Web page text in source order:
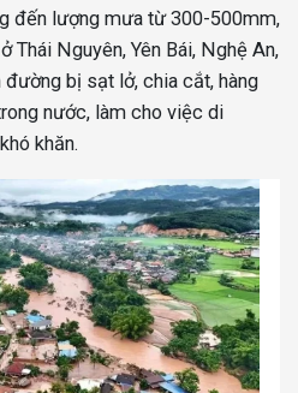
đến lượng mưa từ 300-500mm,
Thái Nguyên, Yên Bái, Nghệ An,
đường bị sạt lở, chia cắt, hàng
nước, làm cho việc di
khăn.